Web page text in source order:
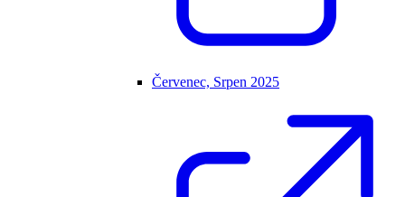
Červenec, Srpen 2025